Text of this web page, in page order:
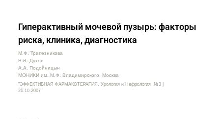
Гиперактивный мочевой пузырь: факторы
риска, клиника, диагностика
М.Ф. Трапезникова
В.В. Дутов
А.А. Подойницын
МОНИКИ им. М.Ф. Владимирского, Москва
"ЭФФЕКТИВНАЯ ФАРМАКОТЕРАПИЯ. Урология и Нефрология" №3 |
26.10.2007